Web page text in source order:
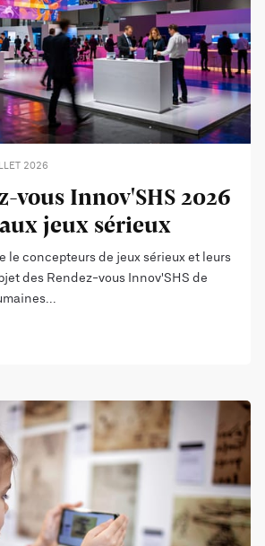
2026
vous Innov'SHS 2026
jeux sérieux
le concepteurs de jeux sérieux et leurs
des Rendez-vous Innov'SHS de